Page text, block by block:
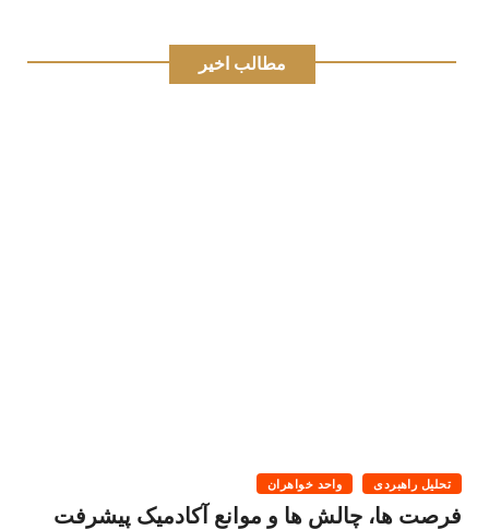
مطالب اخیر
تحلیل راهبردی واحد خواهران
فرصت ها، چالش ها و موانع آکادمیک پیشرفت